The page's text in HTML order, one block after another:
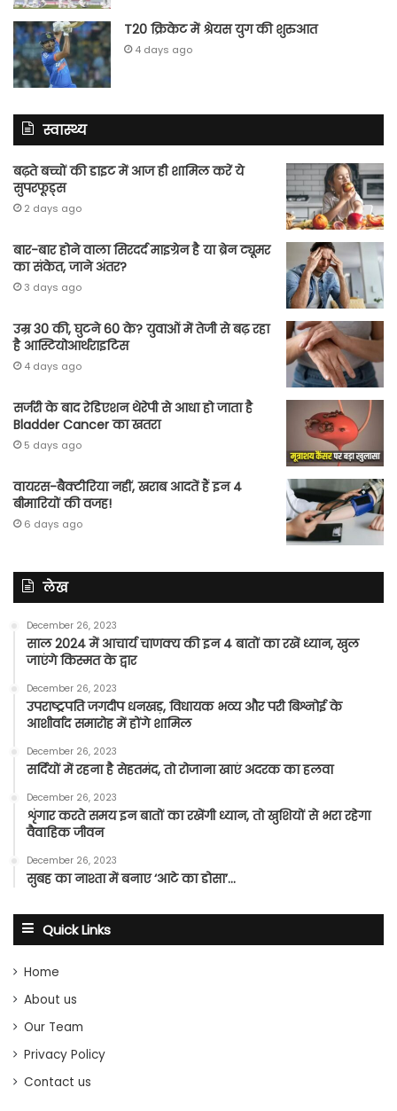
T20 क्रिकेट में श्रेयस युग की शुरुआत
4 days ago
स्वास्थ्य
बढ़ते बच्चों की डाइट में आज ही शामिल करें ये
सुपरफूड्स
2 days ago
बार-बार होने वाला सिरदर्द माइग्रेन है या ब्रेन ट्यूमर
का संकेत, जाने अंतर?
3 days ago
उम्र 30 की, घुटने 60 के? युवाओं में तेजी से बढ़ रहा
है आस्टियोआर्थराइटिस
4 days ago
सर्जरी के बाद रेडिएशन थेरेपी से आधा हो जाता है
Bladder Cancer का खतरा
5 days ago
वायरस-बैक्टीरिया नहीं, खराब आदतें हैं इन 4
बीमारियों की वजह!
6 days ago
लेख
December 26, 2023
साल 2024 में आचार्य चाणक्य की इन 4 बातों का रखें ध्यान, खुल
जाएंगे किस्मत के द्वार
December 26, 2023
उपराष्ट्रपति जगदीप धनखड़, विधायक भव्य और परी बिश्नोई के
आशीर्वाद समारोह में होंगे शामिल
December 26, 2023
सर्दियों में रहना है सेहतमंद, तो रोजाना खाएं अदरक का हलवा
December 26, 2023
शृंगार करते समय इन बातों का रखेंगी ध्यान, तो खुशियों से भरा रहेगा
वैवाहिक जीवन
December 26, 2023
सुबह का नाश्ता में बनाए ‘आटे का डोसा’…
Quick Links
Home
About us
Our Team
Privacy Policy
Contact us